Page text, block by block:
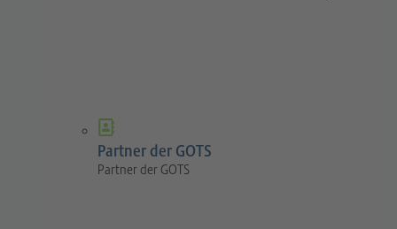
Partner der GOTS
Partner der GOTS